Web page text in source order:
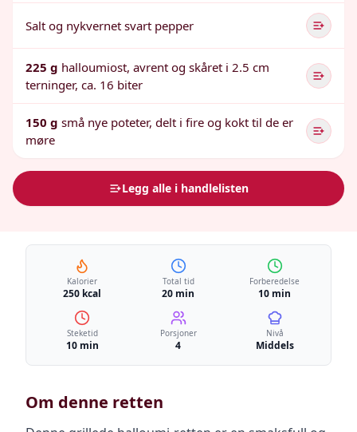
Salt og nykvernet svart pepper
225 g halloumiost, avrent og skåret i 2.5 cm
terninger, ca. 16 biter
150 g små nye poteter, delt i fire og kokt til de er
møre
Legg alle i handlelisten
Kalorier
250 kcal
Total tid
20 min
Forberedelse
10 min
Steketid
10 min
Porsjoner
4
Nivå
Middels
Om denne retten